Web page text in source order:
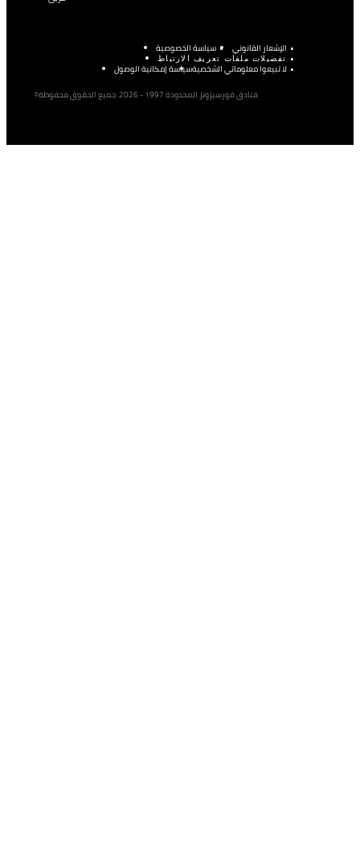
الإشعار القانوني سياسة الخصوصية
تفضيلات ملفات تعريف الارتباط
لا تبيعوا معلوماتي الشخصيةسياسة إمكانية الوصول
©فنادق فورسيزونز المحدودة 1997 - 2026. جميع الحقوق محفوظة.